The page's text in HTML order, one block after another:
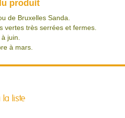
produit
de Bruxelles Sanda.
vertes très serrées et fermes.
juin.
à mars.
la liste